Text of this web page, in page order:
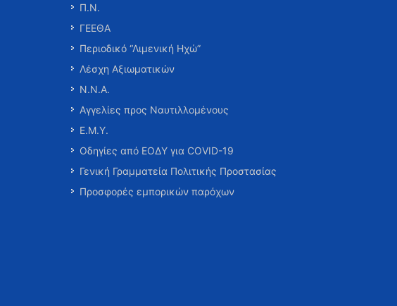
Π.Ν.
ΓΕΕΘΑ
Περιοδικό “Λιμενική Ηχώ”
Λέσχη Αξιωματικών
Ν.Ν.Α.
Αγγελίες προς Ναυτιλλομένους
Ε.Μ.Υ.
Οδηγίες από ΕΟΔΥ για COVID-19
Γενική Γραμματεία Πολιτικής Προστασίας
Προσφορές εμπορικών παρόχων